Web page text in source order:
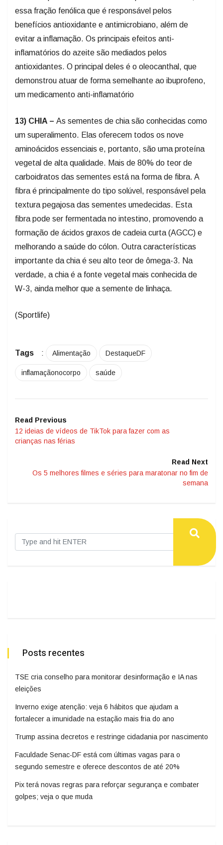
essa fração fenólica que é responsável pelos
benefícios antioxidante e antimicrobiano, além de
evitar a inflamação. Os principais efeitos anti-
inflamatórios do azeite são mediados pelos
antioxidantes. O principal deles é o oleocanthal, que
demonstrou atuar de forma semelhante ao ibuprofeno,
um medicamento anti-inflamatório
13) CHIA – As sementes de chia são conhecidas como
um superalimento. Elas oferecem todos os nove
aminoácidos essenciais e, portanto, são uma proteína
vegetal de alta qualidade. Mais de 80% do teor de
carboidratos das sementes está na forma de fibra. A
fibra é principalmente do tipo solúvel, responsável pela
textura pegajosa das sementes umedecidas. Esta
fibra pode ser fermentada no intestino, promovendo a
formação de ácidos graxos de cadeia curta (AGCC) e
melhorando a saúde do cólon. Outra características
importante da chia é seu alto teor de ômega-3. Na
verdade, a chia é a fonte vegetal mais conhecida de
W-3, ainda melhor que a semente de linhaça.
(Sportlife)
Tags : Alimentação DestaqueDF
inflamaçãonocorpo saúde
Read Previous
12 ideias de vídeos de TikTok para fazer com as
crianças nas férias
Read Next
Os 5 melhores filmes e séries para maratonar no fim de
semana
Posts recentes
TSE cria conselho para monitorar desinformação e IA nas
eleições
Inverno exige atenção: veja 6 hábitos que ajudam a
fortalecer a imunidade na estação mais fria do ano
Trump assina decretos e restringe cidadania por nascimento
Faculdade Senac-DF está com últimas vagas para o
segundo semestre e oferece descontos de até 20%
Pix terá novas regras para reforçar segurança e combater
golpes; veja o que muda